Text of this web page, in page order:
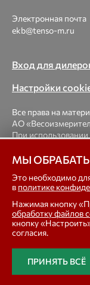
Электронная почта
ekb@tenso-m.ru
Вход для
Настройки
Все права на
АО
При
© 1998-2026
платформенные,
автомобильные
тензодатчики
МЫ
Это необходимо
в политике
Нажимая кнопку
обработку файлов
кнопку
согласия.
ПРИНЯТЬ ВСЁ